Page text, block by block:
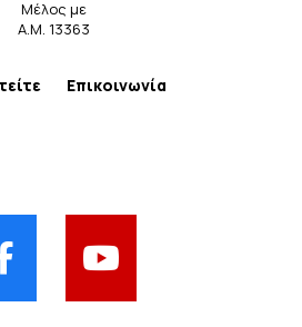
Μέλος με
Α.Μ. 13363
Επικοινωνία